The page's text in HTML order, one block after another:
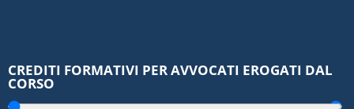
CREDITI FORMATIVI PER AVVOCATI EROGATI DAL
CORSO